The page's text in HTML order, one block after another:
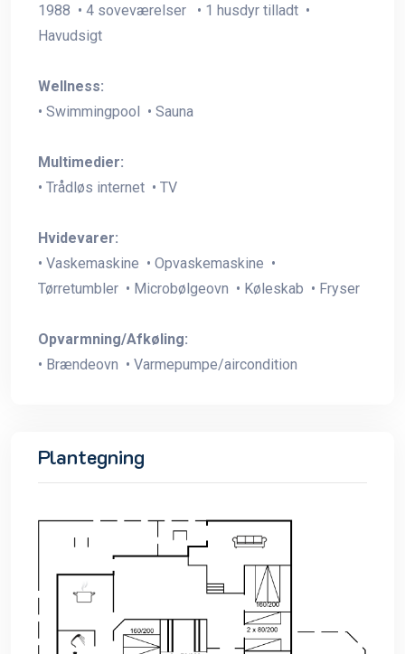
1988 • 4 soveværelser • 1 husdyr tilladt •
Havudsigt
Wellness:
• Swimmingpool • Sauna
Multimedier:
• Trådløs internet • TV
Hvidevarer:
• Vaskemaskine • Opvaskemaskine •
Tørretumbler • Microbølgeovn • Køleskab • Fryser
Opvarmning/Afkøling:
• Brændeovn • Varmepumpe/aircondition
Plantegning